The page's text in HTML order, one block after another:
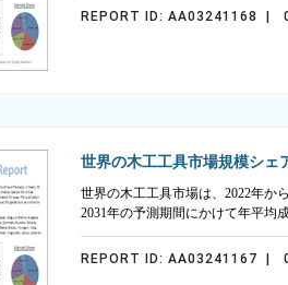
REPORT ID: AA03241168 |
世界の木工工具市場規模シェ
世界の木工工具市場は、2022年か
2031年の予測期間にかけて年平均
REPORT ID: AA03241167 |